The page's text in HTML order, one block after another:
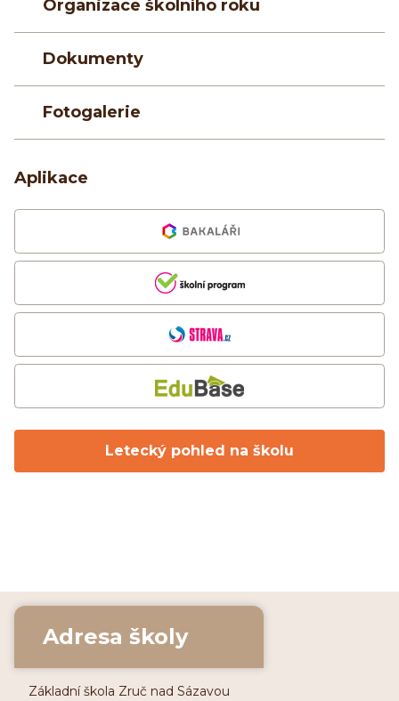
Organizace školního roku
Dokumenty
Fotogalerie
Aplikace
Letecký pohled na školu
Adresa školy
Základní škola Zruč nad Sázavou